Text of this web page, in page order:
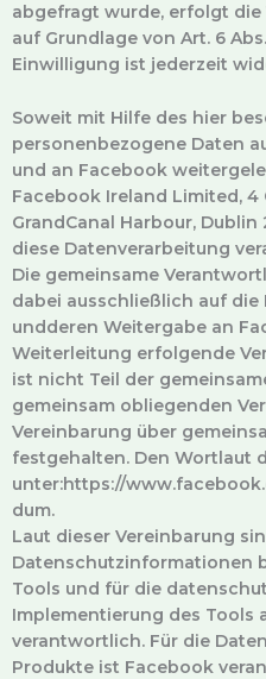
abgefragt wurde, erfolgt
auf Grundlage von Art. 6
Einwilligung ist jederzeit
Soweit mit Hilfe des hier
personenbezogene Daten
und an Facebook
Facebook Ireland Limited, 4
GrandCanal Harbour,
diese Datenverarbeitung
Die gemeinsame
dabei ausschließlich auf die
undderen Weitergabe an
Weiterleitung erfolgende
ist nicht Teil der
gemeinsam obliegenden
Vereinbarung über
festgehalten. Den Wortlaut
unter:https://
dum.
Laut dieser Vereinbarung
Datenschutzinformationen
Tools und für die
Implementierung des Tools
verantwortlich. Für die
Produkte ist Facebook